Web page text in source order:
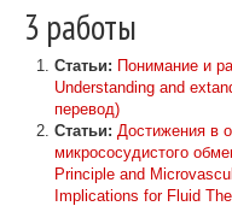
3 работы
Статьи: Понимание и
Understanding and
перевод)
Статьи: Достижения в
микрососудистого
Principle and
Implications for Fluid